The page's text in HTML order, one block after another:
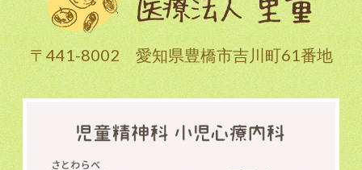
〒441-8002 愛知県豊橋市吉川町61番地